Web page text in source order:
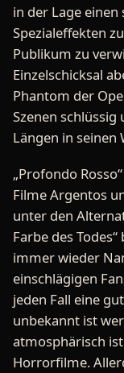
in der Lage
Spezialeffekten
Publikum zu
Einzelschicksal
Phantom der
Szenen schlüssig
Längen in
„Profondo
Filme Argentos
unter den
Farbe des
immer wieder
einschlägigen
jeden Fall eine
unbekannt ist
atmosphärisch
Horrorfilme.